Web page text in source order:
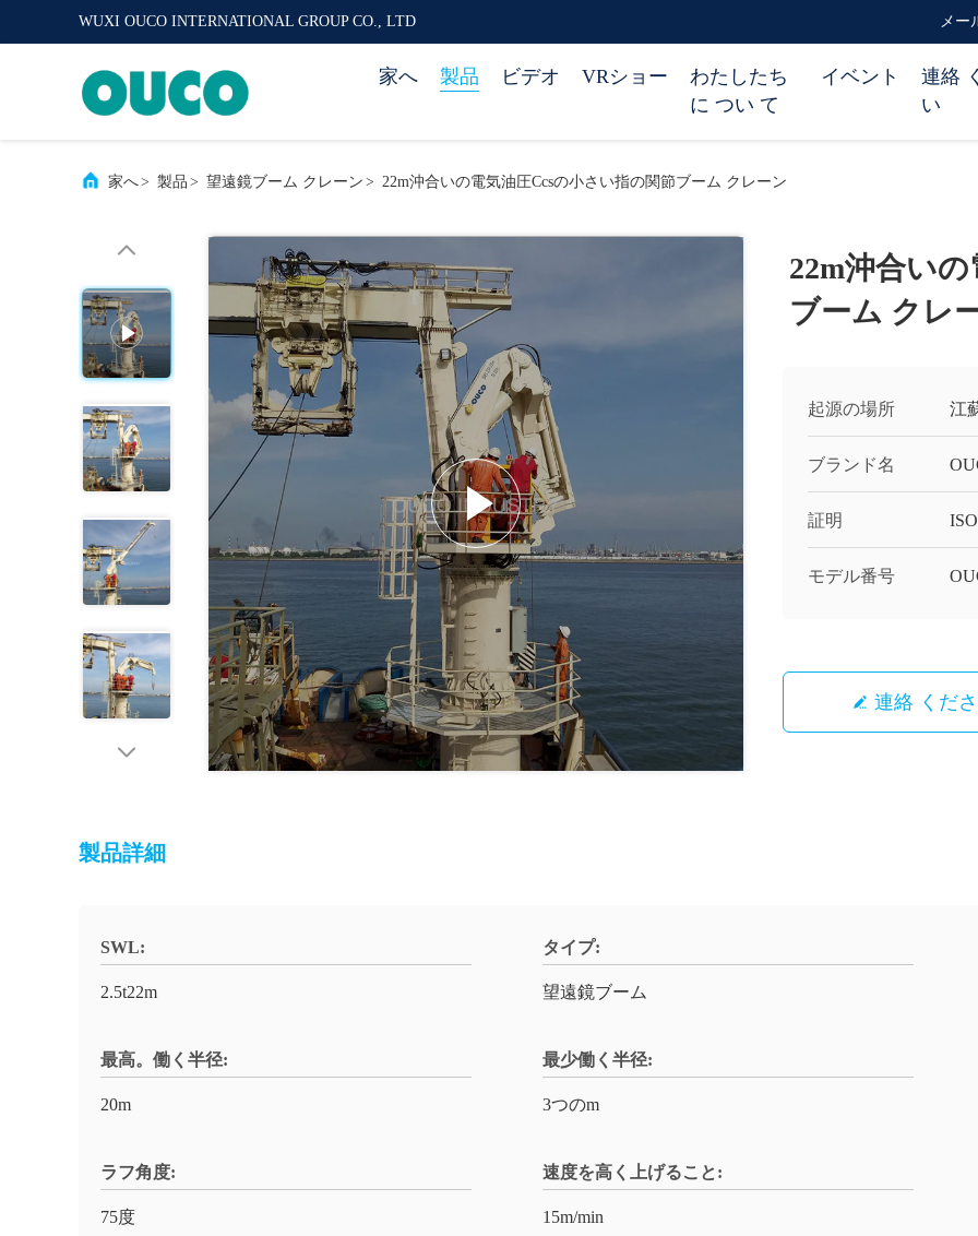
WUXI OUCO INTERNATIONAL GROUP CO., LTD メー
家へ 製品 ビデオ VRショー
わたしたち
に つい て
イベント
連絡
い
家へ> 製品 > 望遠鏡ブーム クレーン > 22m沖合いの電気油圧Ccsの小さい指の関節ブーム クレーン
22m沖合い
ブーム クレ
起源の場所 江
ブランド名
証明
モデル番号
連絡 くだ
製品詳細
SWL:
2.5t22m
タイプ:
望遠鏡ブーム
最高。働く半径:
20m
最少働く半径:
3つのm
ラフ角度:
75度
速度を高く上げること:
15m/min